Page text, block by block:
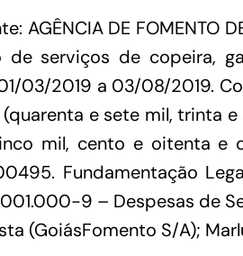
AGÊNCIA DE FOMENTO
de serviços de copeira,
03/2019 a 03/08/2019.
(quarenta e sete mil, trinta
mil, cento e oitenta e
Fundamentação
9 – Despesas de
(GoiásFomento S/A);